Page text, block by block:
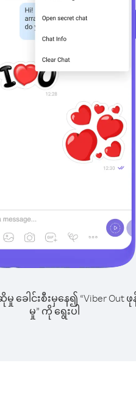
ခေါင်းစီးမှနေ၍ “Viber Out ဖုန်
မှု” ကို ရွေးပါ